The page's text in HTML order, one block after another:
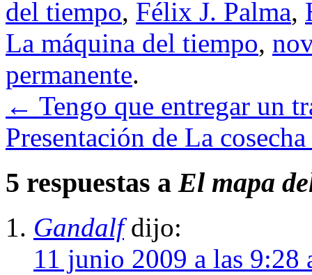
del tiempo, Félix J. Palma,
La máquina del tiempo,
permanente.
← Tengo que entregar un
Presentación de La
5 respuestas a El mapa
Gandalf dijo:
11 junio 2009 a las 9:28